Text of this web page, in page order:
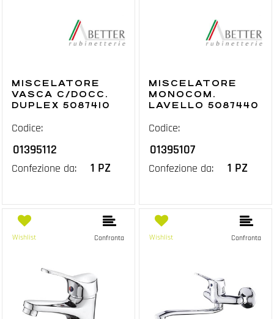
MISCELATORE
VASCA C/DOCC.
DUPLEX 5087410
Codice:
01395112
Confezione da: 1 PZ
MISCELATORE
MONOCOM.
LAVELLO 5087440
Codice:
01395107
Confezione da: 1 PZ
Wishlist Confronta Wishlist Confronta